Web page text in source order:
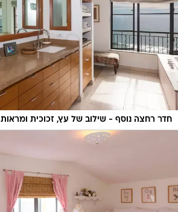
חדר רחצה נוסף - שילוב של עץ, זכוכית ומראות